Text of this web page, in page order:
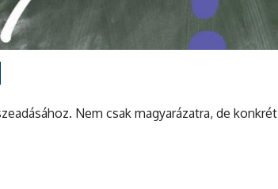
Nem csak magyarázatra, de konkrét